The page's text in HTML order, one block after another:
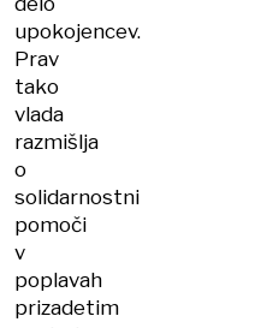
upokojencev.
Prav
tako
vlada
razmišlja
o
solidarnostni
pomoči
v
poplavah
prizadetim